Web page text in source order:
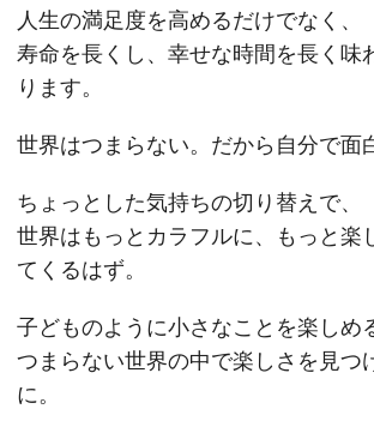
人生の満足度を高めるだけでなく、
寿命を長くし、幸せな時間を長く味
ります。
世界はつまらない。だから自分で面
ちょっとした気持ちの切り替えで、
世界はもっとカラフルに、もっと楽
てくるはず。
子どものように小さなことを楽しめ
つまらない世界の中で楽しさを見つ
に。